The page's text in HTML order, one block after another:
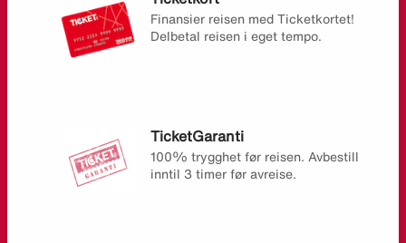
Finansier reisen med Ticketkortet!
Delbetal reisen i eget tempo.
TicketGaranti
100% trygghet før reisen. Avbestill
inntil 3 timer før avreise.